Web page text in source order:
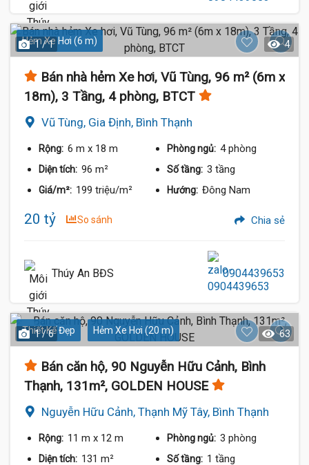
Hẻm Xe Hơi (6 m)
1 / 1 4
Bán nhà hẻm Xe hơi, Vũ Tùng, 96 m² (6m x
18m), 3 Tầng, 4 phòng, BTCT
Vũ Tùng, Gia Định, Bình Thạnh
Rộng: 6 m x 18 m Phòng ngủ: 4 phòng
Diện tích: 96 m² Số tầng: 3 tầng
Giá/m²: 199 triệu/m² Hướng: Đông Nam
20 tỷ So sánh Chia sẻ
Thúy An BĐS 0904439653
Thiết Kế Đẹp Hẻm Xe Hơi (20 m)
1 / 6 63
Bán căn hộ, 90 Nguyễn Hữu Cảnh, Bình
Thạnh, 131m², GOLDEN HOUSE
Nguyễn Hữu Cảnh, Thạnh Mỹ Tây, Bình Thạnh
Rộng: 11 m x 12 m Phòng ngủ: 3 phòng
Diện tích: 131 m² Số tầng: 1 tầng